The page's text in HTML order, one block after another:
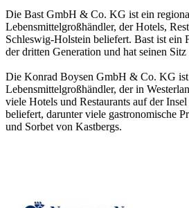
Die Bast GmbH & Co. KG ist ein
Lebensmittelgroßhändler, der Hotels,
Schleswig-Holstein beliefert. Bast ist ein
der dritten Generation und hat seinen
Die Konrad Boysen GmbH & Co. KG ist
Lebensmittelgroßhändler, der in
viele Hotels und Restaurants auf der
beliefert, darunter viele gastronomische
und Sorbet von Kastbergs.